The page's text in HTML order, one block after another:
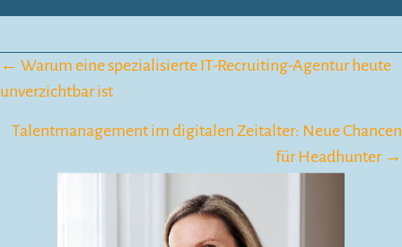
Posts
← Warum eine spezialisierte IT-Recruiting-Agentur heute
unverzichtbar ist
Talentmanagement im digitalen Zeitalter: Neue Chancen
für Headhunter →